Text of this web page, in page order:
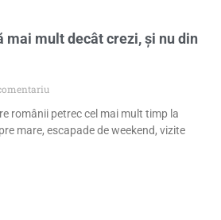
mai mult decât crezi, și nu din
românii petrec cel mai mult timp la
mare, escapade de weekend, vizite